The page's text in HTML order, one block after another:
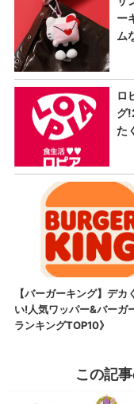
この記